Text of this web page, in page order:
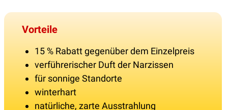
Vorteile
15 % Rabatt gegenüber dem Einzelpreis
verführerischer Duft der Narzissen
für sonnige Standorte
winterhart
natürliche, zarte Ausstrahlung